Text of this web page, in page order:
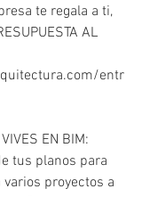
te regala a ti,
AL
entr
EN BIM:
tus planos para
proyectos a